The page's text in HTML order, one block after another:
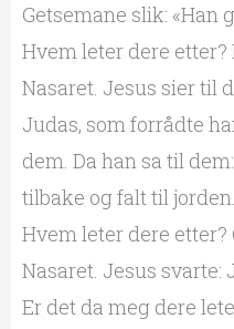
Getsemane slik: «Han
Hvem leter dere etter?
Nasaret. Jesus sier til
Judas, som forrådte
dem. Da han sa til
tilbake og falt til
Hvem leter dere etter?
Nasaret. Jesus svarte:
Er det da meg dere